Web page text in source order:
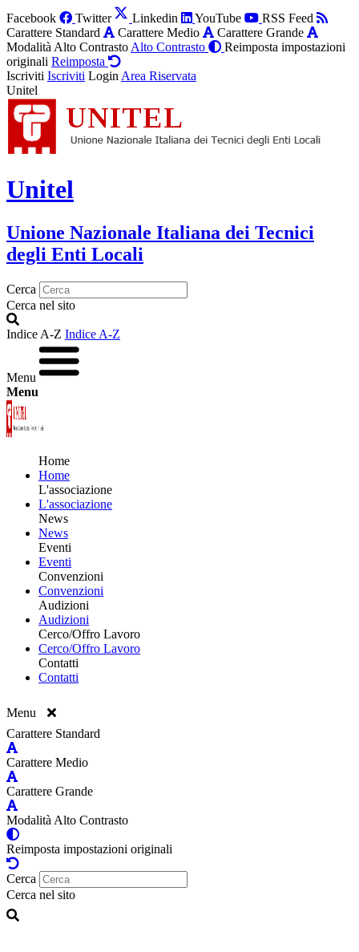
Facebook Twitter Linkedin YouTube
RSS Feed
Carattere Standard
Carattere Medio
Carattere Grande
Modalità Alto Contrasto Alto Contrasto
Reimposta impostazioni
originali Reimposta
Iscriviti Iscriviti Login Area Riservata
Unitel
Unitel
Unione Nazionale Italiana dei Tecnici
degli Enti Locali
Cerca
Cerca nel sito
Indice A-Z Indice A-Z
Menu
Menu
Home
Home
L'associazione
L'associazione
News
News
Eventi
Eventi
Convenzioni
Convenzioni
Audizioni
Audizioni
Cerco/Offro Lavoro
Cerco/Offro Lavoro
Contatti
Contatti
Menu
Carattere Standard
Carattere Medio
Carattere Grande
Modalità Alto Contrasto
Reimposta impostazioni originali
Cerca
Cerca nel sito